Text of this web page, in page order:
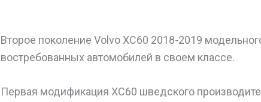
Второе поколение Volvo XC60 2018-2019
востребованных автомобилей в своем классе.
Первая модификация XC60 шведского